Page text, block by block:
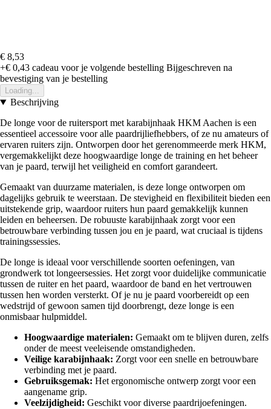
€ 8,53
+€ 0,43 cadeau voor je volgende bestelling Bijgeschreven na
bevestiging van je bestelling
Loading...
Beschrijving
De longe voor de ruitersport met karabijnhaak HKM Aachen is een
essentieel accessoire voor alle paardrijliefhebbers, of ze nu amateurs of
ervaren ruiters zijn. Ontworpen door het gerenommeerde merk HKM,
vergemakkelijkt deze hoogwaardige longe de training en het beheer
van je paard, terwijl het veiligheid en comfort garandeert.
Gemaakt van duurzame materialen, is deze longe ontworpen om
dagelijks gebruik te weerstaan. De stevigheid en flexibiliteit bieden een
uitstekende grip, waardoor ruiters hun paard gemakkelijk kunnen
leiden en beheersen. De robuuste karabijnhaak zorgt voor een
betrouwbare verbinding tussen jou en je paard, wat cruciaal is tijdens
trainingssessies.
De longe is ideaal voor verschillende soorten oefeningen, van
grondwerk tot longeersessies. Het zorgt voor duidelijke communicatie
tussen de ruiter en het paard, waardoor de band en het vertrouwen
tussen hen worden versterkt. Of je nu je paard voorbereidt op een
wedstrijd of gewoon samen tijd doorbrengt, deze longe is een
onmisbaar hulpmiddel.
Hoogwaardige materialen: Gemaakt om te blijven duren, zelfs
onder de meest veeleisende omstandigheden.
Veilige karabijnhaak: Zorgt voor een snelle en betrouwbare
verbinding met je paard.
Gebruiksgemak: Het ergonomische ontwerp zorgt voor een
aangename grip.
Veelzijdigheid: Geschikt voor diverse paardrijoefeningen.